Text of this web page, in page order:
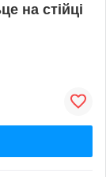
на стійці